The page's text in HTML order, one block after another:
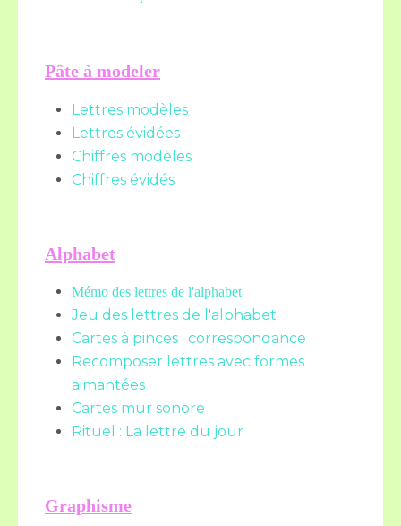
Pâte à modeler
Lettres modèles
Lettres évidées
Chiffres modèles
Chiffres évidés
Alphabet
Mémo des lettres de l'alphabet
Jeu des lettres de l'alphabet
Cartes à pinces : correspondance
Recomposer lettres avec formes
aimantées
Cartes mur sonore
Rituel : La lettre du jour
Graphisme